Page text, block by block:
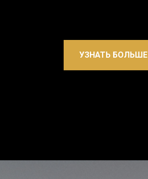
УЗНАТЬ БОЛЬШЕ